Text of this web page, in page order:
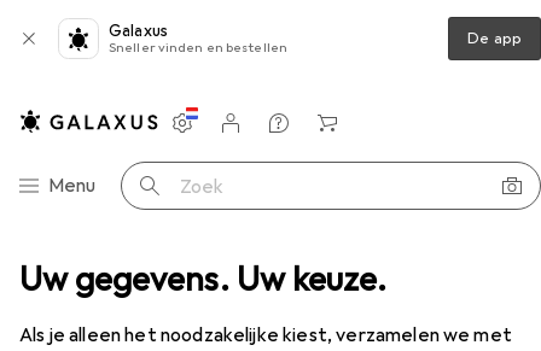
Uw gegevens. Uw keuze.
Als je alleen het noodzakelijke kiest, verzamelen we met
Galaxus
Sneller vinden en bestellen De app
Categorie navigatie
Menu Zoek op
Instellingen
Klantenaccount
Produktvergelijking
Verlanglijstje
Winkelmandje
Meubels Studie Bureau Relaxdays Karlo